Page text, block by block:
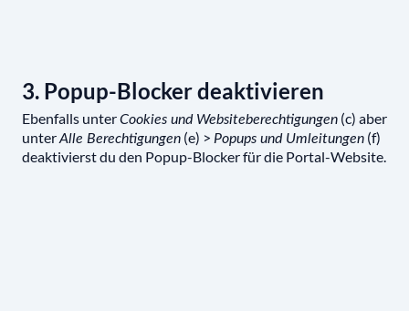
3. Popup-Blocker deaktivieren
Ebenfalls unterCookies und Websiteberechtigungen (c) aber
unterAlle Berechtigungen (e) > Popups und Umleitungen (f)
deaktivierst du den Popup-Blocker für die Portal-Website.